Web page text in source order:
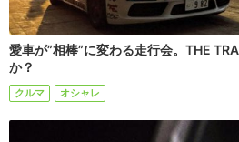
愛車が”相棒”に変わる走行会。THE
か？
クルマ オシャレ